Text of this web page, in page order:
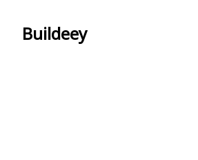
Buildeey